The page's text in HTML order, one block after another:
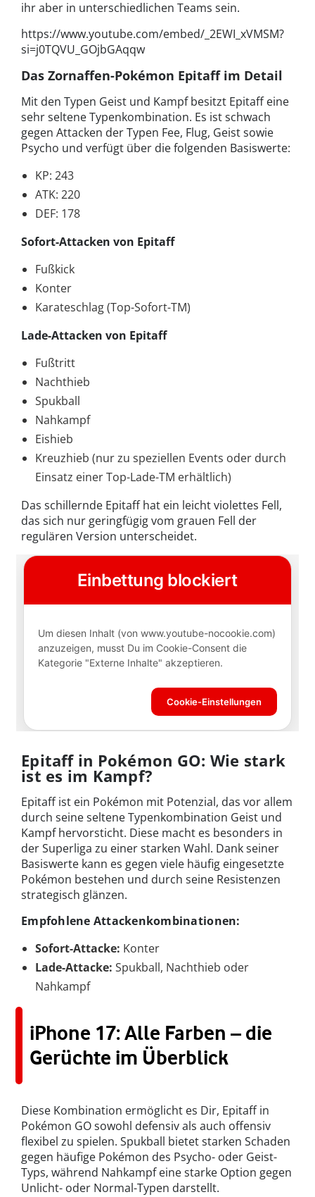
ihr aber in unterschiedlichen Teams sein.
https://www.youtube.com/embed/_2EWI_xVMSM?
si=j0TQVU_GOjbGAqqw
Das Zornaffen-Pokémon Epitaff im Detail
Mit den Typen Geist und Kampf besitzt Epitaff eine
sehr seltene Typenkombination. Es ist schwach
gegen Attacken der Typen Fee, Flug, Geist sowie
Psycho und verfügt über die folgenden Basiswerte:
KP: 243
ATK: 220
DEF: 178
Sofort-Attacken von Epitaff
Fußkick
Konter
Karateschlag (Top-Sofort-TM)
Lade-Attacken von Epitaff
Fußtritt
Nachthieb
Spukball
Nahkampf
Eishieb
Kreuzhieb (nur zu speziellen Events oder durch
Einsatz einer Top-Lade-TM erhältlich)
Das schillernde Epitaff hat ein leicht violettes Fell,
das sich nur geringfügig vom grauen Fell der
regulären Version unterscheidet.
Epitaff in Pokémon GO: Wie stark
ist es im Kampf?
Epitaff ist ein Pokémon mit Potenzial, das vor allem
durch seine seltene Typenkombination Geist und
Kampf hervorsticht. Diese macht es besonders in
der Superliga zu einer starken Wahl. Dank seiner
Basiswerte kann es gegen viele häufig eingesetzte
Pokémon bestehen und durch seine Resistenzen
strategisch glänzen.
Empfohlene Attackenkombinationen:
Sofort-Attacke: Konter
Lade-Attacke: Spukball, Nachthieb oder
Nahkampf
iPhone 17: Alle Farben – die
Gerüchte im Überblick
Diese Kombination ermöglicht es Dir, Epitaff in
Pokémon GO sowohl defensiv als auch offensiv
flexibel zu spielen. Spukball bietet starken Schaden
gegen häufige Pokémon des Psycho- oder Geist-
Typs, während Nahkampf eine starke Option gegen
Unlicht- oder Normal-Typen darstellt.